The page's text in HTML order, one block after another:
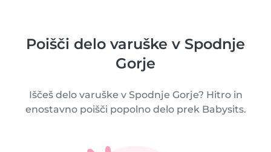
Poišči delo varuške v Spodnje
Gorje
Iščeš delo varuške v Spodnje Gorje? Hitro in
enostavno poišči popolno delo prek Babysits.